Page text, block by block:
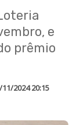
e
prêmio
11/2024 20:15